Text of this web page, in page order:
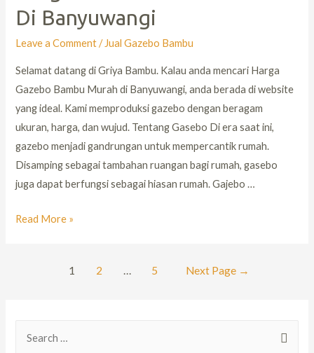
Di Banyuwangi
Leave a Comment / Jual Gazebo Bambu
Selamat datang di Griya Bambu. Kalau anda mencari Harga
Gazebo Bambu Murah di Banyuwangi, anda berada di website
yang ideal. Kami memproduksi gazebo dengan beragam
ukuran, harga, dan wujud. Tentang Gasebo Di era saat ini,
gazebo menjadi gandrungan untuk mempercantik rumah.
Disamping sebagai tambahan ruangan bagi rumah, gasebo
juga dapat berfungsi sebagai hiasan rumah. Gajebo …
Read More »
1 2 … 5 Next Page →